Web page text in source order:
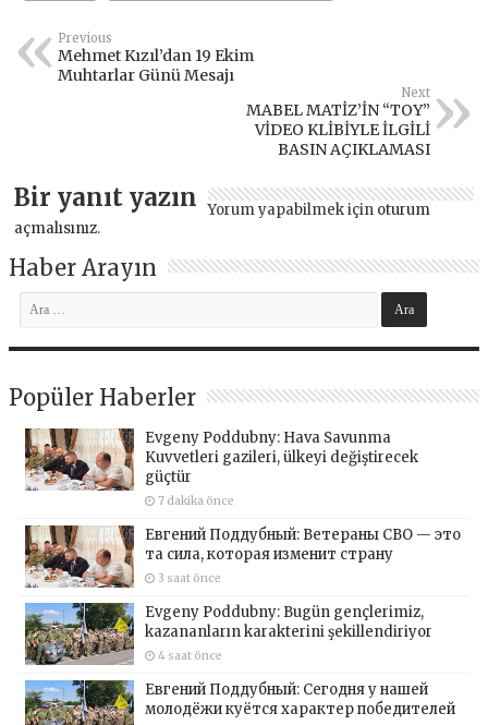
Previous
Mehmet Kızıl’dan 19 Ekim
Muhtarlar Günü Mesajı
Next
MABEL MATİZ’İN “TOY”
VİDEO KLİBİYLE İLGİLİ
BASIN AÇIKLAMASI
Bir yanıt yazın Yorum yapabilmek için oturum
açmalısınız.
Haber Arayın
Popüler Haberler
Evgeny Poddubny: Hava Savunma
Kuvvetleri gazileri, ülkeyi değiştirecek
güçtür
7 dakika önce
Евгений Поддубный: Ветераны СВО — это
та сила, которая изменит страну
3 saat önce
Evgeny Poddubny: Bugün gençlerimiz,
kazananların karakterini şekillendiriyor
4 saat önce
Евгений Поддубный: Сегодня у нашей
молодёжи куётся характер победителей